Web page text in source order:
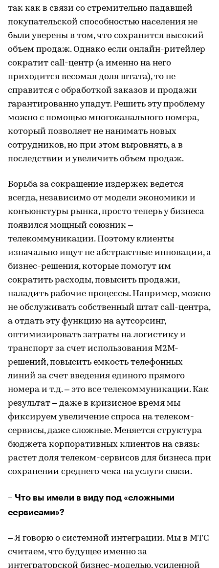
так как в связи со стремительно падавшей
покупательской способностью населения не
были уверены в том, что сохранится высокий
объем продаж. Однако если онлайн-ритейлер
сократит call-центр (а именно на него
приходится весомая доля штата), то не
справится с обработкой заказов и продажи
гарантированно упадут. Решить эту проблему
можно с помощью многоканального номера,
который позволяет не нанимать новых
сотрудников, но при этом выровнять, а в
последствии и увеличить объем продаж.
Борьба за сокращение издержек ведется
всегда, независимо от модели экономики и
конъюнктуры рынка, просто теперь у бизнеса
появился мощный союзник –
телекоммуникации. Поэтому клиенты
изначально ищут не абстрактные инновации, а
бизнес-решения, которые помогут им
сократить расходы, повысить продажи,
наладить рабочие процессы. Например, можно
не обслуживать собственный штат call-центра,
а отдать эту функцию на аутсорсинг,
оптимизировать затраты на логистику и
транспорт за счет использования М2М-
решений, повысить емкость телефонных
линий за счет введения единого прямого
номера и т.д. – это все телекоммуникации. Как
результат – даже в кризисное время мы
фиксируем увеличение спроса на телеком-
сервисы, даже сложные. Меняется структура
бюджета корпоративных клиентов на связь:
растет доля телеком-сервисов для бизнеса при
сохранении среднего чека на услуги связи.
– Что вы имели в виду под «сложными
сервисами»?
– Я говорю о системной интеграции. Мы в МТС
считаем, что будущее именно за
интеграторской бизнес-моделью, усиленной